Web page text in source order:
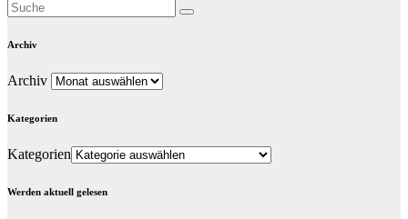
Archiv
Archiv
Kategorien
Kategorien
Werden aktuell gelesen